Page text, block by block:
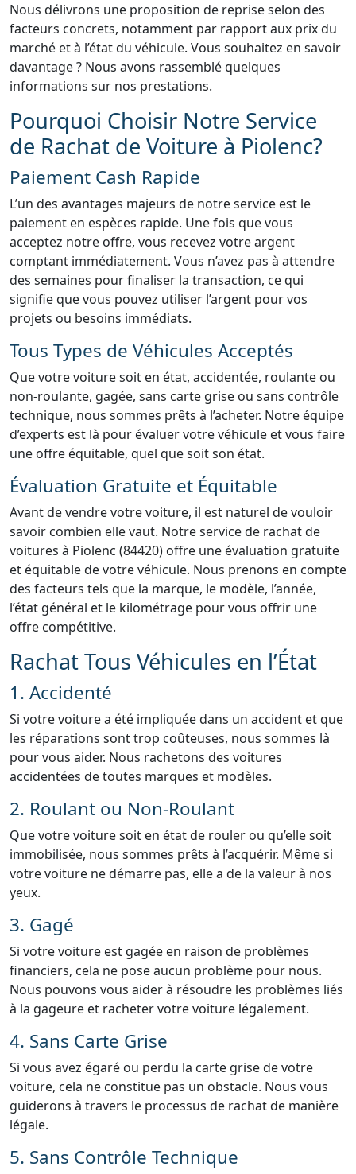
Nous délivrons une proposition de reprise selon des
facteurs concrets, notamment par rapport aux prix du
marché et à l’état du véhicule. Vous souhaitez en savoir
davantage ? Nous avons rassemblé quelques
informations sur nos prestations.
Pourquoi Choisir Notre Service
de Rachat de Voiture à Piolenc?
Paiement Cash Rapide
L’un des avantages majeurs de notre service est le
paiement en espèces rapide. Une fois que vous
acceptez notre offre, vous recevez votre argent
comptant immédiatement. Vous n’avez pas à attendre
des semaines pour finaliser la transaction, ce qui
signifie que vous pouvez utiliser l’argent pour vos
projets ou besoins immédiats.
Tous Types de Véhicules Acceptés
Que votre voiture soit en état, accidentée, roulante ou
non-roulante, gagée, sans carte grise ou sans contrôle
technique, nous sommes prêts à l’acheter. Notre équipe
d’experts est là pour évaluer votre véhicule et vous faire
une offre équitable, quel que soit son état.
Évaluation Gratuite et Équitable
Avant de vendre votre voiture, il est naturel de vouloir
savoir combien elle vaut. Notre service de rachat de
voitures à Piolenc (84420) offre une évaluation gratuite
et équitable de votre véhicule. Nous prenons en compte
des facteurs tels que la marque, le modèle, l’année,
l’état général et le kilométrage pour vous offrir une
offre compétitive.
Rachat Tous Véhicules en l’État
1. Accidenté
Si votre voiture a été impliquée dans un accident et que
les réparations sont trop coûteuses, nous sommes là
pour vous aider. Nous rachetons des voitures
accidentées de toutes marques et modèles.
2. Roulant ou Non-Roulant
Que votre voiture soit en état de rouler ou qu’elle soit
immobilisée, nous sommes prêts à l’acquérir. Même si
votre voiture ne démarre pas, elle a de la valeur à nos
yeux.
3. Gagé
Si votre voiture est gagée en raison de problèmes
financiers, cela ne pose aucun problème pour nous.
Nous pouvons vous aider à résoudre les problèmes liés
à la gageure et racheter votre voiture légalement.
4. Sans Carte Grise
Si vous avez égaré ou perdu la carte grise de votre
voiture, cela ne constitue pas un obstacle. Nous vous
guiderons à travers le processus de rachat de manière
légale.
5. Sans Contrôle Technique